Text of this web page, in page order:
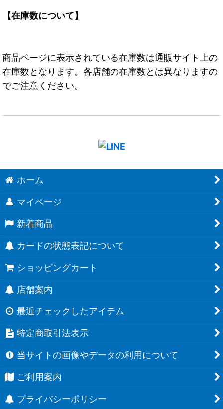
【在庫数について】
商品ページに表示されている在庫数は通販サイト上の
在庫数となります。各店舗の在庫数とは異なりますの
でご注意ください。
ホーム
マイページ
新着商品
カードの状態表記について
ショッピングカート
店舗案内
最近チェックしたアイテム
特定商取引法表示
当サイトの画像やデータの利用について
ご利用案内
プライバシーポリシー